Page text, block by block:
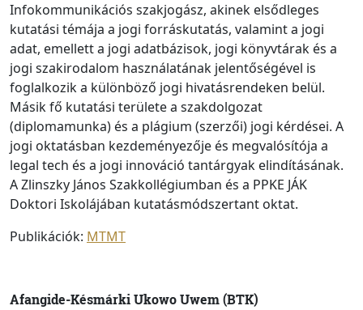
Infokommunikációs szakjogász, akinek elsődleges
kutatási témája a jogi forráskutatás, valamint a jogi
adat, emellett a jogi adatbázisok, jogi könyvtárak és a
jogi szakirodalom használatának jelentőségével is
foglalkozik a különböző jogi hivatásrendeken belül.
Másik fő kutatási területe a szakdolgozat
(diplomamunka) és a plágium (szerzői) jogi kérdései. A
jogi oktatásban kezdeményezője és megvalósítója a
legal tech és a jogi innováció tantárgyak elindításának.
A Zlinszky János Szakkollégiumban és a PPKE JÁK
Doktori Iskolájában kutatásmódszertant oktat.
Publikációk: MTMT
Afangide-Késmárki Ukowo Uwem (BTK)